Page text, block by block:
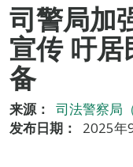
司警局加
宣传 吁
备
来源：
司法警察局（
发布日期：
2025年